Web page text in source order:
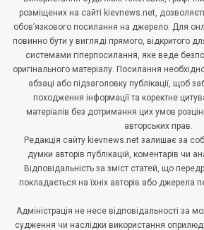
розміщених на сайті kievnews.net,
обов’язкового посилання на джерело. Для
повинно бути у вигляді прямого, відкритого
системами гіперпосилання, яке веде
оригінального матеріалу. Посилання
абзаці або підзаголовку публікації, щоб
походження інформації та коректне
матеріалів без дотримання цих умов
авторських прав.
Редакція сайту kievnews.net залишає за
думки авторів публікацій, коментарів чи
Відповідальність за зміст статей, що
покладається на їхніх авторів або джерела
Адміністрація не несе відповідальності за
судження чи наслідки використання